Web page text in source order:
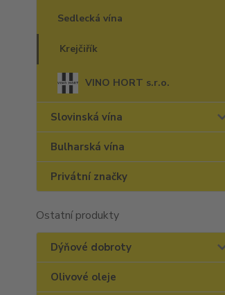
Sedlecká vína
Krejčiřík
VINO HORT s.r.o.
Slovinská vína
Bulharská vína
Privátní značky
Ostatní produkty
Dýňové dobroty
Olivové oleje